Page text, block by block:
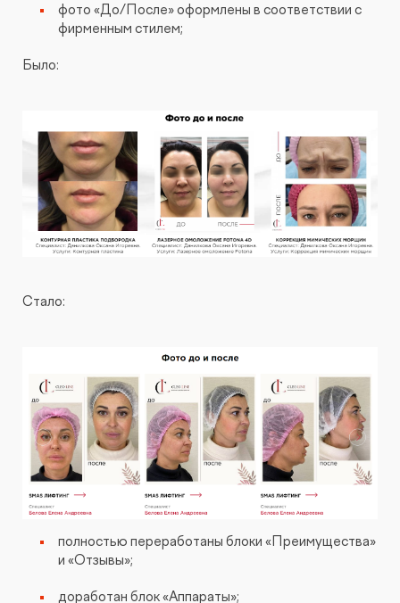
фото «До/После» оформлены в соответствии с
фирменным стилем;
Было:
Стало:
полностью переработаны блоки «Преимущества»
и «Отзывы»;
доработан блок «Аппараты»;